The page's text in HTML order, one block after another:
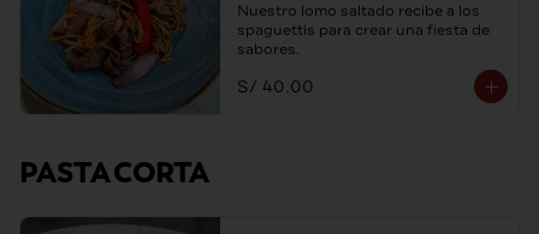
Nuestro lomo saltado recibe a los
spaguettis para crear una fiesta de
sabores.
S/ 40.00
PASTA CORTA